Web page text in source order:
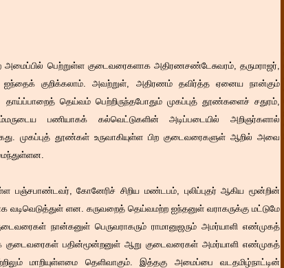
அமைப்பில் பெற்றுள்ள குடைவரைகளாக அதிரணசண்டேசுவரம், தருமராஜர்,
குறிக்கலாம். அவற்றுள், அதிரணம் தவிர்த்த ஏனைய நான்கும்
தெய்வம் பெற்றிருந்தபோதும் முகப்புத் தூண்களைச் சதுரம்,
பணியாகக் கல்வெட்டுகளின் அடிப்படையில் அறிஞர்களால்
முகப்புத் தூண்கள் உருவாகியுள்ள பிற குடைவரைகளுள் ஆறில் அவை
பஞ்சபாண்டவர், கோனேரிச் சிறிய மண்டபம், புலிப்புதர் ஆகிய மூன்றின்
ளன. கருவறைத் தெய்வமற்ற ஐந்தனுள் வராகருக்கு மட்டுமே
நான்கனுள் பெருவராகரும் ராமானுஜரும் அமர்யாளி எண்முகத்
பதின்மூன்றனுள் ஆறு குடைவரைகள் அமர்யாளி எண்முகத்
மாறியுள்ளமை தெளிவாகும். இத்தகு அமைப்பை வடதமிழ்நாட்டின்